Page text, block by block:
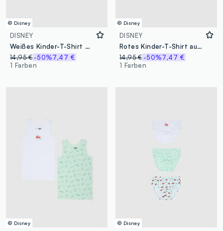
© Disney
DISNEY
Weißes Kinder-T-Shirt aus reiner Baumwolle mit Cars-Print, Oversize-Fit
14,95 €-50%7,47 €
1 Farben
© Disney
DISNEY
Rotes Kinder-T-Shirt aus reiner Baumwolle mit Cars-Print, Oversize-Passform
14,95 € -50%7,47 €
1 Farben
© Disney © Disney